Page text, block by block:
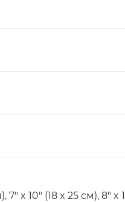
7" x 10" (18 x 25 см), 8" x